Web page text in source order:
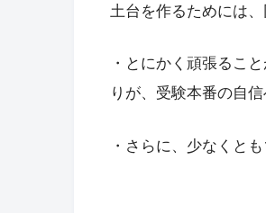
土台を作るためには
・とにかく頑張るこ
りが、受験本番の自
・さらに、少なくと